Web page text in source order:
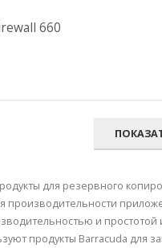
660
для резервного
и
продукты Barracuda для